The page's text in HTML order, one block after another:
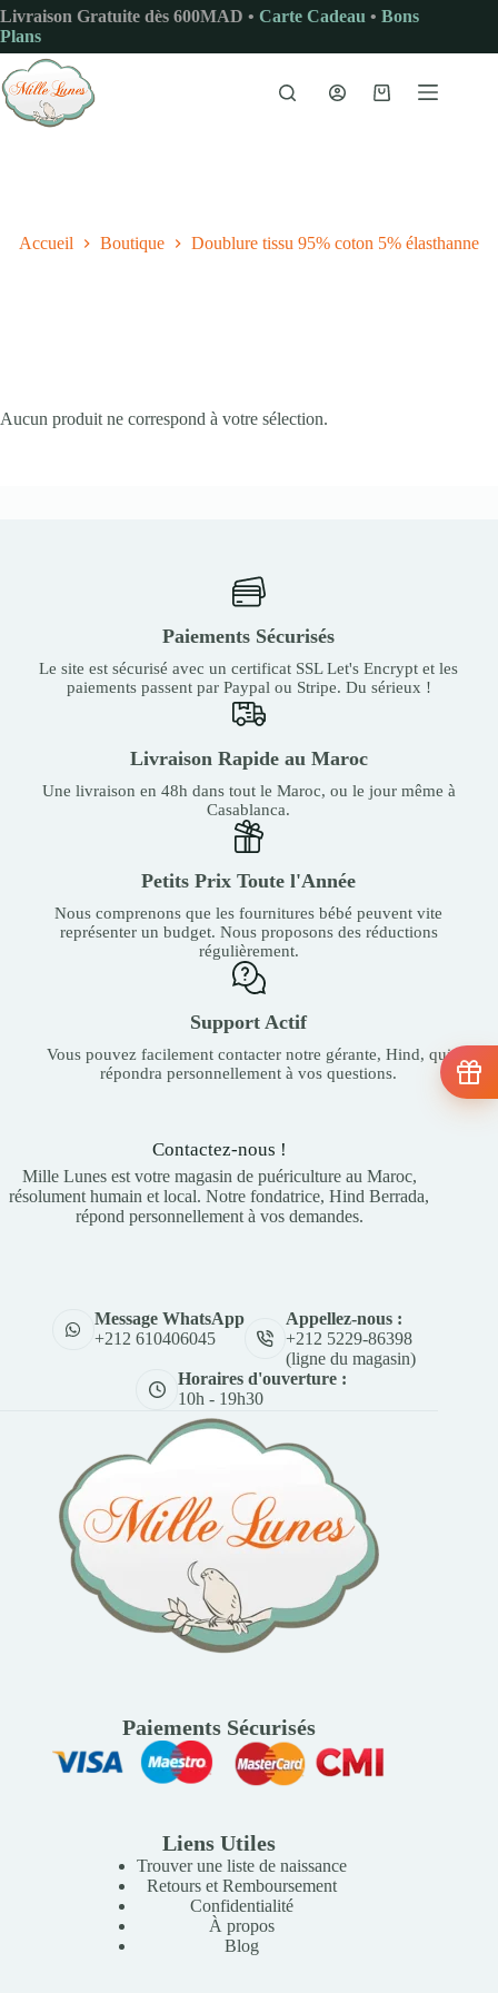
Passer
au
contenu
Livraison Gratuite dès 600MAD • Carte Cadeau • Bons
Plans
Panier
Accueil Boutique Doublure tissu 95% coton 5% élasthanne
Aucun produit ne correspond à votre sélection.
Paiements Sécurisés
Le site est sécurisé avec un certificat SSL Let's Encrypt et les
paiements passent par Paypal ou Stripe. Du sérieux !
Livraison Rapide au Maroc
Une livraison en 48h dans tout le Maroc, ou le jour même à
Casablanca.
Petits Prix Toute l'Année
Nous comprenons que les fournitures bébé peuvent vite
représenter un budget. Nous proposons des réductions
régulièrement.
Support Actif
Vous pouvez facilement contacter notre gérante, Hind, qui
répondra personnellement à vos questions.
Contactez-nous !
Mille Lunes est votre magasin de puériculture au Maroc,
résolument humain et local. Notre fondatrice, Hind Berrada,
répond personnellement à vos demandes.
Message WhatsApp
+212 610406045
Appellez-nous :
+212 5229-86398
(ligne du magasin)
Horaires d'ouverture :
10h - 19h30
Paiements Sécurisés
Liens Utiles
Trouver une liste de naissance
Retours et Remboursement
Confidentialité
À propos
Blog